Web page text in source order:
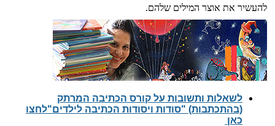
להעשיר את אוצר המילים שלהם.
לשאלות ותשובות על קורס הכתיבה המרתק
(בהתכתבות) "סודות ויסודות הכתיבה לילדים"לחצו
כאן